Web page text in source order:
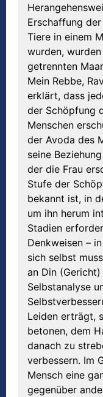
Erschaffung
Tiere in einem
wurden,
getrennten
Mein Rebbe,
erklärt, dass
der Schöpfung
Menschen
der Avoda des
seine
der die Frau
Stufe der
bekannt ist, in
um ihn herum
Stadien
Denkweisen –
sich selbst
an Din
Selbstanalyse
Leiden erträgt,
betonen, dem
danach zu
verbessern. Im
Mensch eine
gegenüber